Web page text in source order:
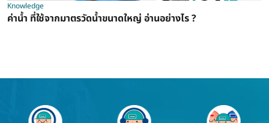
Knowledge
ค่าน้ำ ที่ใช้จากมาตรวัดน้ำขนาดใหญ่ อ่านอย่างไร ?